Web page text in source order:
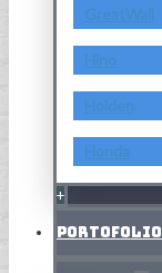
GreatWall
Hino
Holden
Honda
+
Portofolio